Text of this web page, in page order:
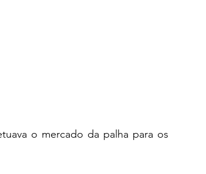
o mercado da palha para os